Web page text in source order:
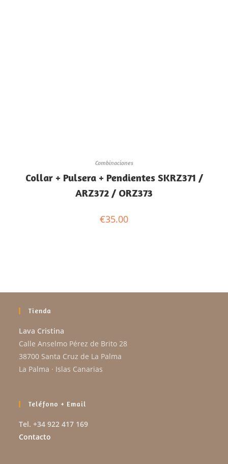
Combinaciones
Collar + Pulsera + Pendientes SKRZ371 /
ARZ372 / ORZ373
€35.00
Tienda
Lava Cristina
Calle Anselmo Pérez de Brito 28
38700 Santa Cruz de La Palma
La Palma · Islas Canarias
Teléfono + Email
Tel. +34 922 417 169
Contacto